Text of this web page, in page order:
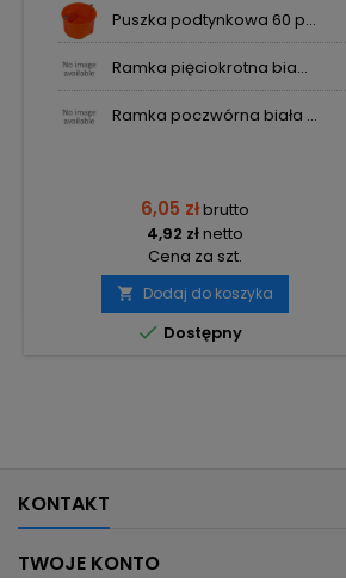
Puszka podtynkowa 60 p...
Ramka pięciokrotna bia...
Ramka poczwórna biała ...
6,05 złbrutto
4,92 złnetto
Cena za szt.
 Dodaj do koszyka
 Dostępny
KONTAKT
TWOJE KONTO